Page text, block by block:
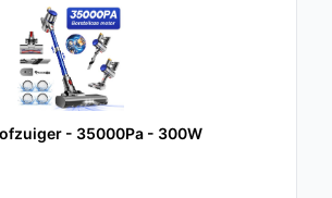
- 35000Pa - 300W